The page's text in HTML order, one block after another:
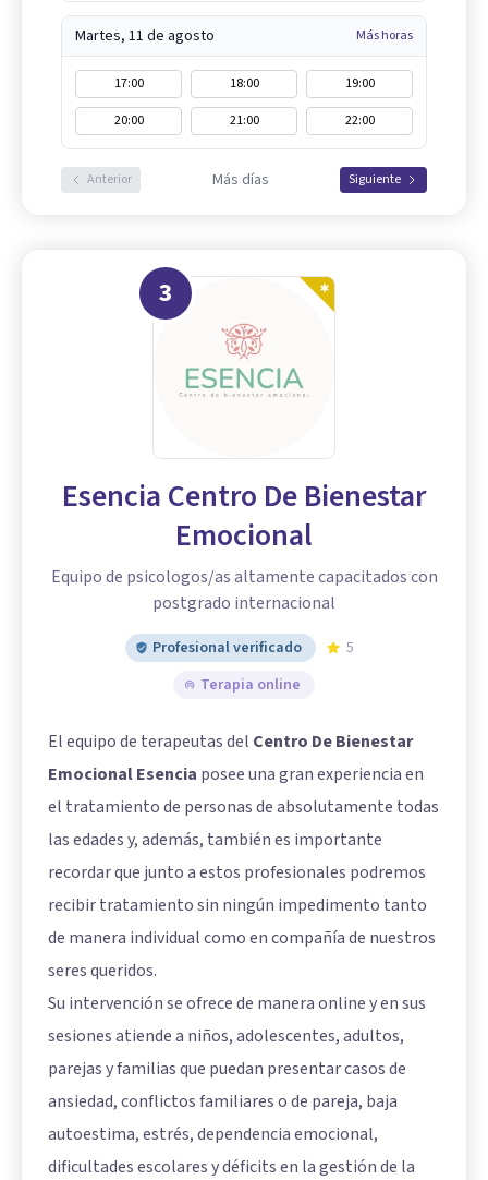
Martes, 11 de agosto Más horas
17:00 18:00
19:00
20:00
21:00 22:00
Anterior Más días Siguiente
3
Esencia Centro De Bienestar
Emocional
Equipo de psicologos/as altamente capacitados con
postgrado internacional
Profesional verificado
5
Terapia online
El equipo de terapeutas del Centro De Bienestar
Emocional Esencia posee una gran experiencia en
el tratamiento de personas de absolutamente todas
las edades y, además, también es importante
recordar que junto a estos profesionales podremos
recibir tratamiento sin ningún impedimento tanto
de manera individual como en compañía de nuestros
seres queridos.
Su intervención se ofrece de manera online y en sus
sesiones atiende a niños, adolescentes, adultos,
parejas y familias que puedan presentar casos de
ansiedad, conflictos familiares o de pareja, baja
autoestima, estrés, dependencia emocional,
dificultades escolares y déficits en la gestión de la